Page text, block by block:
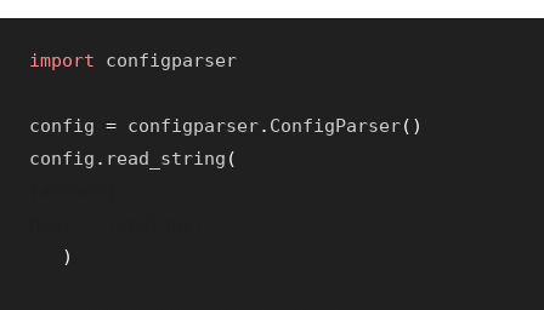
import configparser
config = configparser. ConfigParser( )
config . read_string (
)